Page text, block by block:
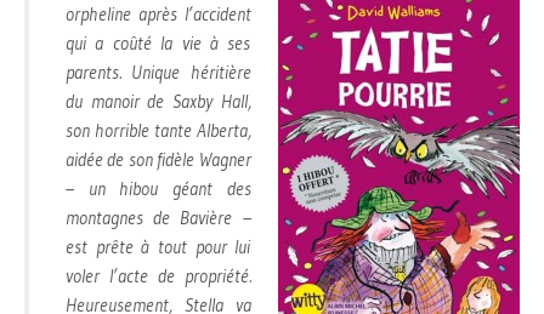
orpheline après l’accident
qui a coûté la vie à ses
parents. Unique héritière
du manoir de Saxby Hall,
son horrible tante Alberta,
aidée de son fidèle Wagner
– un hibou géant des
montagnes de Bavière –
est prête à tout pour lui
voler l’acte de propriété.
Heureusement, Stella va